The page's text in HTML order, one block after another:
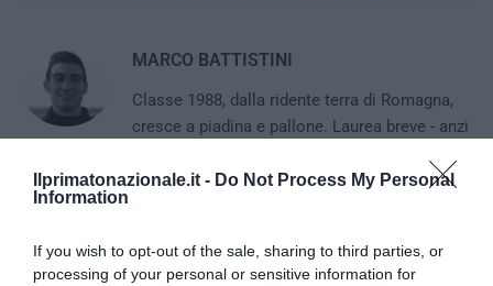
Ilprimatonazionale.it - Do Not Process My Personal
Information
If you wish to opt-out of the sale, sharing to third parties, or
processing of your personal or sensitive information for
MARCO BATTISTINI
Classe 1988, dalla ridente terra di Romagna,
cresce a piadina e pallone. Laurea breve - anzi
calcio. Piedi di legno, cuore di stagno: uno stopper degli anni
'60 che si ritrova nel dilettantistico mondo pedatorio del
preferito il tiki-tackle.